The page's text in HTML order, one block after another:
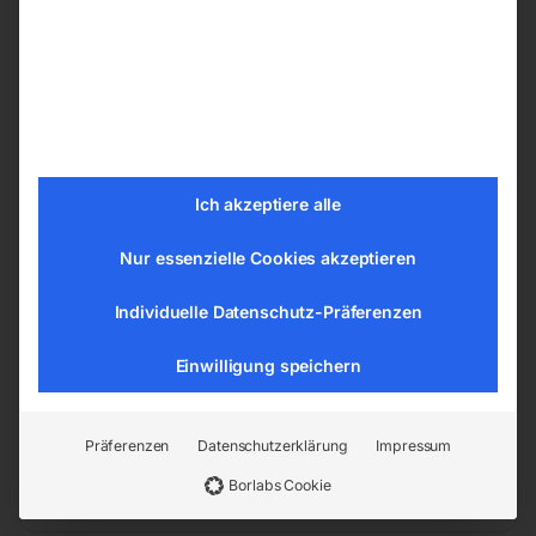
Bohrerkern
Max. Arbeitsbereich: 13mm
Kategorien:Metallbearbeitung
Bohr- und
Ich akzeptiere alle
Nur essenzielle Cookies akzeptieren
Individuelle Datenschutz-Präferenzen
Einwilligung speichern
Präferenzen Datenschutzerklärung Impressum
Borlabs Cookie